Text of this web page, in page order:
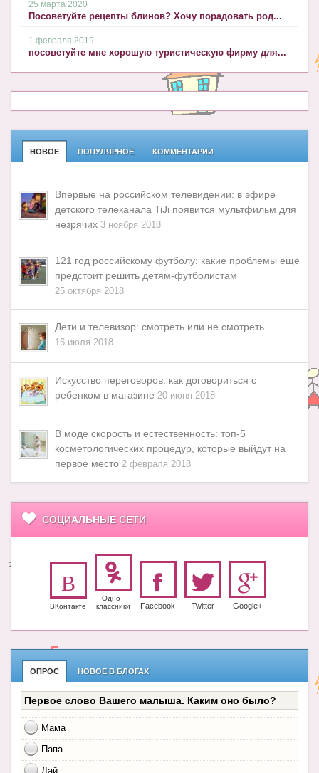
25 марта 2020
Посоветуйте рецепты блинов? Хочу порадовать род...
1 февраля 2019
посоветуйте мне хорошую туристическую фирму для...
НОВОЕ ПОПУЛЯРНОЕ КОММЕНТАРИИ
Впервые на российском телевидении: в эфире
детского телеканала TiJi появится мультфильм для
незрячих 3 ноября 2018
121 год российскому футболу: какие проблемы еще
предстоит решить детям-футболистам
25 октября 2018
Дети и телевизор: смотреть или не смотреть
16 июля 2018
Искусство переговоров: как договориться с
ребенком в магазине 20 июня 2018
В моде скорость и естественность: топ-5
косметологических процедур, которые выйдут на
первое место 2 февраля 2018
СОЦИАЛЬНЫЕ СЕТИ
ВКонтакте
Одно-­
класс­ники
Facebook Twitter Google+
ОПРОС НОВОЕ В БЛОГАХ